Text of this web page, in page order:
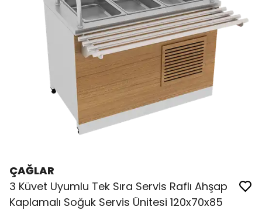
ÇAĞLAR
3 Küvet Uyumlu Tek Sıra Servis Raflı Ahşap
Kaplamalı Soğuk Servis Ünitesi 120x70x85